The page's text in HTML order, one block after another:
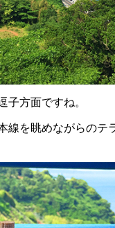
子方面ですね。
線を眺めながらのテ